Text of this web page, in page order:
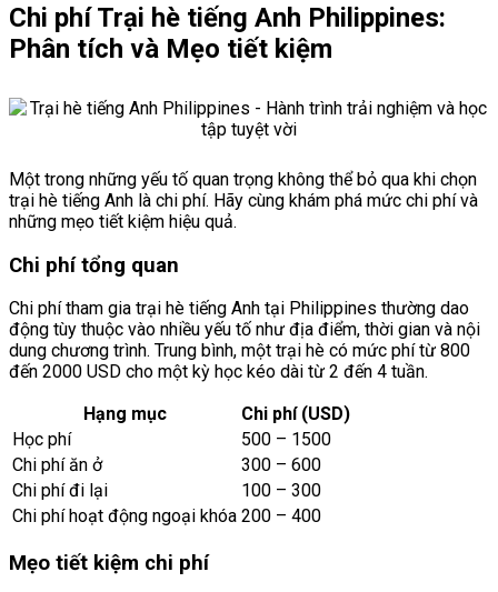
Chi phí Trại hè tiếng Anh Philippines:
Phân tích và Mẹo tiết kiệm
Một trong những yếu tố quan trọng không thể bỏ qua khi chọn
trại hè tiếng Anh là chi phí. Hãy cùng khám phá mức chi phí và
những mẹo tiết kiệm hiệu quả.
Chi phí tổng quan
Chi phí tham gia trại hè tiếng Anh tại Philippines thường dao
động tùy thuộc vào nhiều yếu tố như địa điểm, thời gian và nội
dung chương trình. Trung bình, một trại hè có mức phí từ 800
đến 2000 USD cho một kỳ học kéo dài từ 2 đến 4 tuần.
Hạng mục
Chi phí (USD)
Học phí
500 – 1500
Chi phí ăn ở
300 – 600
Chi phí đi lại
100 – 300
Chi phí hoạt động ngoại khóa 200 – 400
Mẹo tiết kiệm chi phí